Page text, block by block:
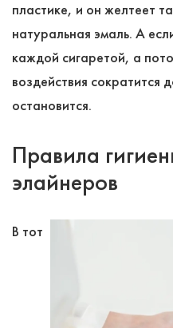
пластике, и он желтеет
натуральная эмаль. А
каждой сигаретой, а
воздействия
остановится.
Правила
элайнеров
В тот